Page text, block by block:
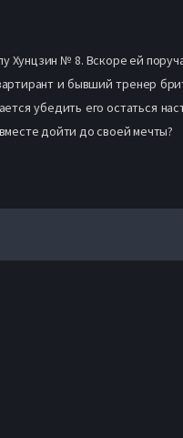
Хунцзин № 8. Вскоре ей
и бывший тренер
убедить его остаться
дойти до своей мечты?